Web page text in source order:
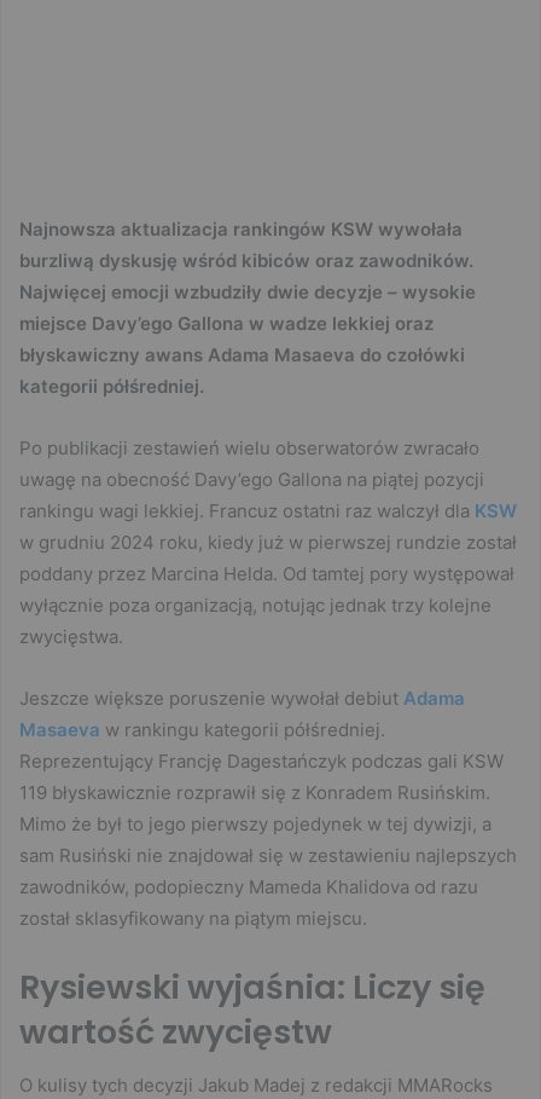
Najnowsza aktualizacja rankingów KSW wywołała
burzliwą dyskusję wśród kibiców oraz zawodników.
Najwięcej emocji wzbudziły dwie decyzje – wysokie
miejsce Davy’ego Gallona w wadze lekkiej oraz
błyskawiczny awans Adama Masaeva do czołówki
kategorii półśredniej.
Po publikacji zestawień wielu obserwatorów zwracało
uwagę na obecność Davy’ego Gallona na piątej pozycji
rankingu wagi lekkiej. Francuz ostatni raz walczył dla KSW
w grudniu 2024 roku, kiedy już w pierwszej rundzie został
poddany przez Marcina Helda. Od tamtej pory występował
wyłącznie poza organizacją, notując jednak trzy kolejne
zwycięstwa.
Jeszcze większe poruszenie wywołał debiut Adama
Masaeva w rankingu kategorii półśredniej.
Reprezentujący Francję Dagestańczyk podczas gali KSW
119 błyskawicznie rozprawił się z Konradem Rusińskim.
Mimo że był to jego pierwszy pojedynek w tej dywizji, a
sam Rusiński nie znajdował się w zestawieniu najlepszych
zawodników, podopieczny Mameda Khalidova od razu
został sklasyfikowany na piątym miejscu.
Rysiewski wyjaśnia: Liczy się
wartość zwycięstw
O kulisy tych decyzji Jakub Madej z redakcji MMARocks